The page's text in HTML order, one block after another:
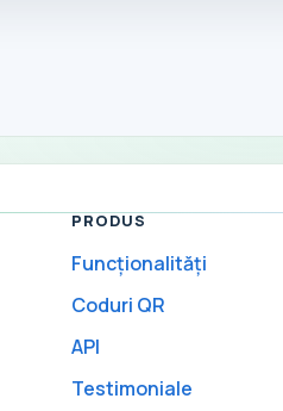
PRODUS
Funcționalități
Coduri QR
API
Testimoniale